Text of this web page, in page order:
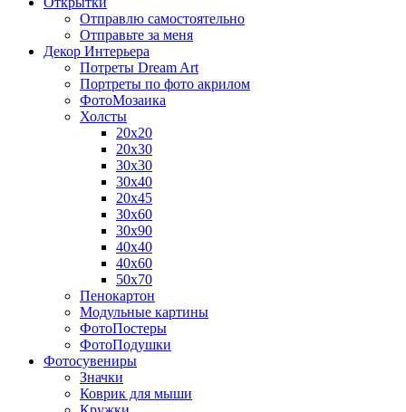
Отправлю самостоятельно
Отправьте за меня
Декор Интерьера
Потреты Dream Art
Портреты по фото акрилом
ФотоМозаика
Холсты
20х20
20х30
30х30
30х40
20х45
30х60
30х90
40х40
40х60
50х70
Пенокартон
Модульные картины
ФотоПостеры
ФотоПодушки
Фотоcувениры
Значки
Коврик для мыши